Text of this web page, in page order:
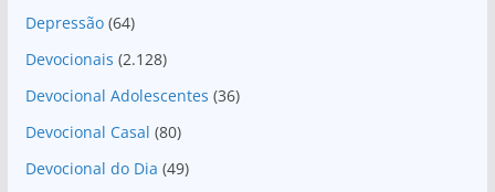
Depressão(64)
Devocionais (2.128)
Devocional Adolescentes (36)
Devocional Casal (80)
Devocional do Dia (49)